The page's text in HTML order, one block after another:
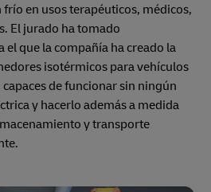
en usos terapéuticos, médicos,
El jurado ha tomado
el que la compañía ha creado la
isotérmicos para vehículos
de funcionar sin ningún
y hacerlo además a medida
y transporte